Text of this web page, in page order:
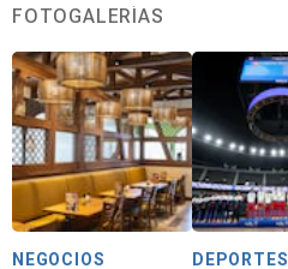
FOTOGALERÍAS
NEGOCIOS DEPORTES